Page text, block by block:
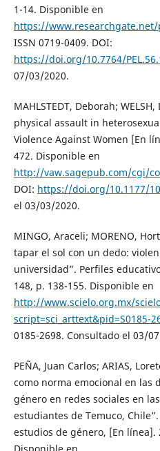
1-14. Disponible en
https://www.researchgate.net/
ISSN 0719-0409. DOI:
https://doi.org/10.7764/
07/03/2020.
MAHLSTEDT, Deborah;
physical assault in
Violence Against Women [En
472. Disponible en
http://vaw.sagepub.com/cgi/
DOI: https://doi.org/10.1177/
el 03/03/2020.
MINGO, Araceli; MORENO,
tapar el sol con un dedo:
universidad”. Perfiles
148, p. 138-155. Disponible en
http://www.scielo.org.mx/
script=sci_arttext&pid=S0185-
0185-2698. Consultado el 03/
PEÑA, Juan Carlos; ARIAS,
como norma emocional en las
género en redes sociales en
estudiantes de Temuco,
estudios de género, [En línea].